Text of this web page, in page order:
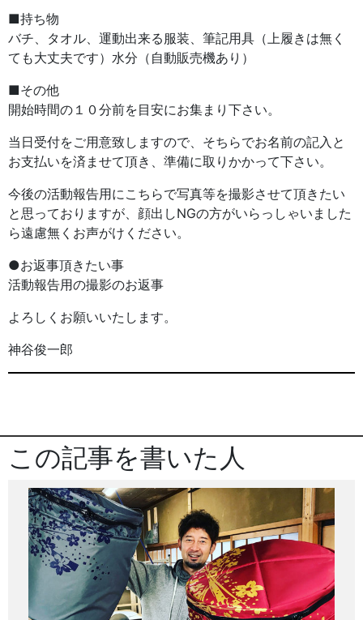
■持ち物
バチ、タオル、運動出来る服装、筆記用具（上履きは無く
ても大丈夫です）水分（自動販売機あり）
■その他
開始時間の１０分前を目安にお集まり下さい。
当日受付をご用意致しますので、そちらでお名前の記入と
お支払いを済ませて頂き、準備に取りかかって下さい。
今後の活動報告用にこちらで写真等を撮影させて頂きたい
と思っておりますが、顔出しNGの方がいらっしゃいました
ら遠慮無くお声がけください。
●お返事頂きたい事
活動報告用の撮影のお返事
よろしくお願いいたします。
神谷俊一郎
この記事を書いた人